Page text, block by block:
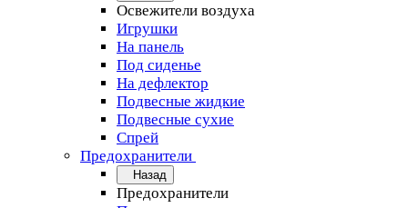
Освежители воздуха
Игрушки
На панель
Под сиденье
На дефлектор
Подвесные жидкие
Подвесные сухие
Спрей
Предохранители
Назад
Предохранители